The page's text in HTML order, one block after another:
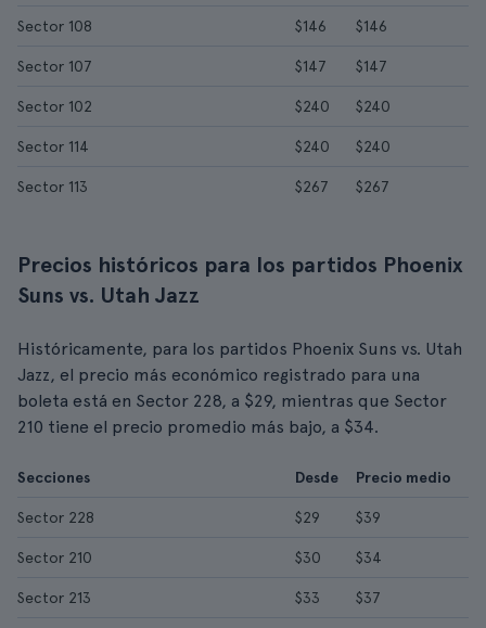
Sector 108 $146 $146
Sector 107 $147 $147
Sector 102 $240 $240
Sector 114 $240 $240
Sector 113 $267 $267
Precios históricos para los partidos Phoenix
Suns vs. Utah Jazz
Históricamente, para los partidos Phoenix Suns vs. Utah
Jazz, el precio más económico registrado para una
boleta está en Sector 228, a $29, mientras que Sector
210 tiene el precio promedio más bajo, a $34.
Secciones Desde Precio medio
Sector 228 $29 $39
Sector 210 $30 $34
Sector 213 $33 $37